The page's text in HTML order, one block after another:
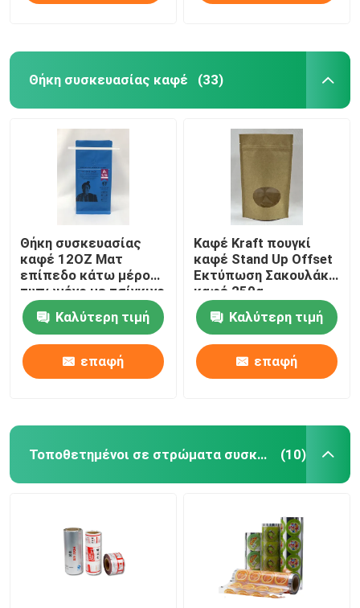
Θήκη συσκευασίας καφέ (33)
Θήκη συσκευασίας
καφέ 12OZ Ματ
επίπεδο κάτω μέρος
τυπωμένο με τσίγκινο
δέσιμο
Καλύτερη τιμή
επαφή
Καφέ Kraft πουγκί
καφέ Stand Up Offset
Εκτύπωση Σακουλάκι
καφέ 250g
Καλύτερη τιμή
επαφή
Τοποθετημένοι σε στρώματα συσκευάζοντας ρόλοι (10)